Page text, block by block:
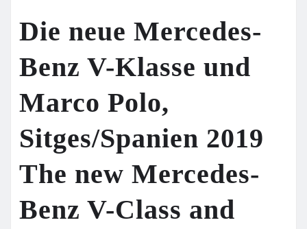
Die neue Mercedes-
Benz V-Klasse und
Marco Polo,
Sitges/Spanien 2019
The new Mercedes-
Benz V-Class and